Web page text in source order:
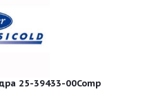
25-39433-00Comp